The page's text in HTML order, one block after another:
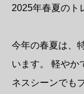
2025年春夏のト
今年の春夏は、
います。 軽やか
ネスシーンでも